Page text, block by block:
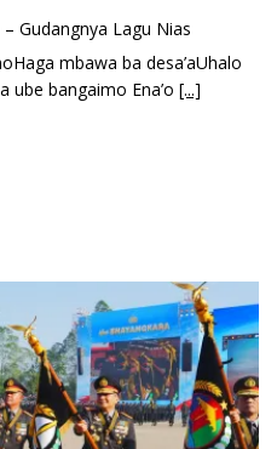
Gudangnya Lagu Nias
mbawa ba desa’aUhalo
ube bangaimo Ena’o [...]